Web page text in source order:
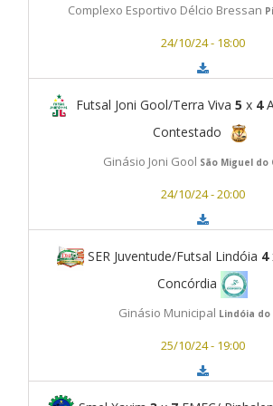
Complexo Esportivo Délcio Bressan
24/10/24 - 18:00
Futsal Joni Gool/Terra Viva 5 x 4
Contestado
Ginásio Joni Gool São Miguel do
24/10/24 - 20:00
SER Juventude/Futsal Lindóia 4
Concórdia
Ginásio Municipal Lindóia do
25/10/24 - 19:00